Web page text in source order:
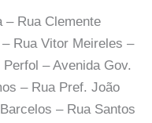
– Rua Clemente
Rua Vitor Meireles –
– Avenida Gov.
– Rua Pref. João
– Rua Santos